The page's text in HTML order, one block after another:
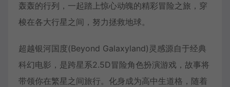
轰轰的行列，一起踏上惊心动魄的精彩冒险之旅，穿
梭在各大行星之间，努力拯救地球。
超越银河国度(Beyond Galaxyland)灵感源自于经典
科幻电影，是跨星系2.5D冒险角色扮演游戏，故事将
带领你在繁星之间旅行。化身成为高中生道格，随着